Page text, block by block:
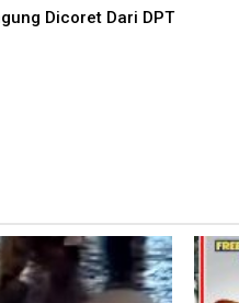
Dicoret Dari DPT